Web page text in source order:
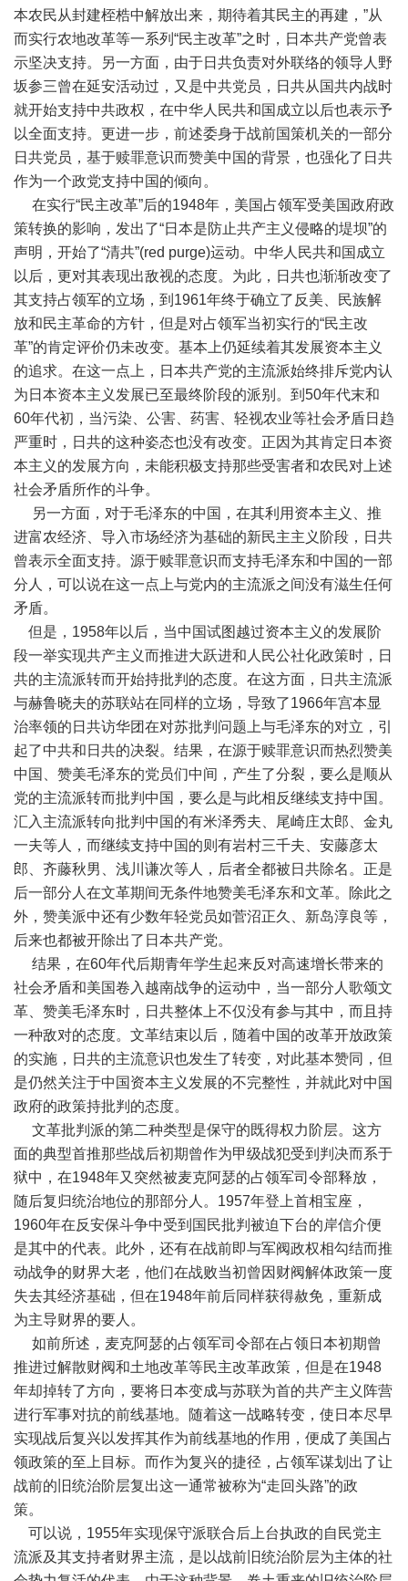
本农民从封建桎梏中解放出来，期待着其民主的再建，”从
而实行农地改革等一系列“民主改革”之时，日本共产党曾表
示坚决支持。另一方面，由于日共负责对外联络的领导人野
坂参三曾在延安活动过，又是中共党员，日共从国共内战时
就开始支持中共政权，在中华人民共和国成立以后也表示予
以全面支持。更进一步，前述委身于战前国策机关的一部分
日共党员，基于赎罪意识而赞美中国的背景，也强化了日共
作为一个政党支持中国的倾向。
在实行“民主改革”后的1948年，美国占领军受美国政府政
策转换的影响，发出了“日本是防止共产主义侵略的堤坝”的
声明，开始了“清共”(red purge)运动。中华人民共和国成立
以后，更对其表现出敌视的态度。为此，日共也渐渐改变了
其支持占领军的立场，到1961年终于确立了反美、民族解
放和民主革命的方针，但是对占领军当初实行的“民主改
革”的肯定评价仍未改变。基本上仍延续着其发展资本主义
的追求。在这一点上，日本共产党的主流派始终排斥党内认
为日本资本主义发展已至最终阶段的派别。到50年代末和
60年代初，当污染、公害、药害、轻视农业等社会矛盾日趋
严重时，日共的这种姿态也没有改变。正因为其肯定日本资
本主义的发展方向，未能积极支持那些受害者和农民对上述
社会矛盾所作的斗争。
另一方面，对于毛泽东的中国，在其利用资本主义、推
进富农经济、导入市场经济为基础的新民主主义阶段，日共
曾表示全面支持。源于赎罪意识而支持毛泽东和中国的一部
分人，可以说在这一点上与党内的主流派之间没有滋生任何
矛盾。
但是，1958年以后，当中国试图越过资本主义的发展阶
段一举实现共产主义而推进大跃进和人民公社化政策时，日
共的主流派转而开始持批判的态度。在这方面，日共主流派
与赫鲁晓夫的苏联站在同样的立场，导致了1966年宫本显
治率领的日共访华团在对苏批判问题上与毛泽东的对立，引
起了中共和日共的决裂。结果，在源于赎罪意识而热烈赞美
中国、赞美毛泽东的党员们中间，产生了分裂，要么是顺从
党的主流派转而批判中国，要么是与此相反继续支持中国。
汇入主流派转向批判中国的有米泽秀夫、尾崎庄太郎、金丸
一夫等人，而继续支持中国的则有岩村三千夫、安藤彦太
郎、齐藤秋男、浅川谦次等人，后者全都被日共除名。正是
后一部分人在文革期间无条件地赞美毛泽东和文革。除此之
外，赞美派中还有少数年轻党员如菅沼正久、新岛淳良等，
后来也都被开除出了日本共产党。
结果，在60年代后期青年学生起来反对高速增长带来的
社会矛盾和美国卷入越南战争的运动中，当一部分人歌颂文
革、赞美毛泽东时，日共整体上不仅没有参与其中，而且持
一种敌对的态度。文革结束以后，随着中国的改革开放政策
的实施，日共的主流意识也发生了转变，对此基本赞同，但
是仍然关注于中国资本主义发展的不完整性，并就此对中国
政府的政策持批判的态度。
文革批判派的第二种类型是保守的既得权力阶层。这方
面的典型首推那些战后初期曾作为甲级战犯受到判决而系于
狱中，在1948年又突然被麦克阿瑟的占领军司令部释放，
随后复归统治地位的那部分人。1957年登上首相宝座，
1960年在反安保斗争中受到国民批判被迫下台的岸信介便
是其中的代表。此外，还有在战前即与军阀政权相勾结而推
动战争的财界大老，他们在战败当初曾因财阀解体政策一度
失去其经济基础，但在1948年前后同样获得赦免，重新成
为主导财界的要人。
如前所述，麦克阿瑟的占领军司令部在占领日本初期曾
推进过解散财阀和土地改革等民主改革政策，但是在1948
年却掉转了方向，要将日本变成与苏联为首的共产主义阵营
进行军事对抗的前线基地。随着这一战略转变，使日本尽早
实现战后复兴以发挥其作为前线基地的作用，便成了美国占
领政策的至上目标。而作为复兴的捷径，占领军谋划出了让
战前的旧统治阶层复出这一通常被称为“走回头路”的政
策。
可以说，1955年实现保守派联合后上台执政的自民党主
流派及其支持者财界主流，是以战前旧统治阶层为主体的社